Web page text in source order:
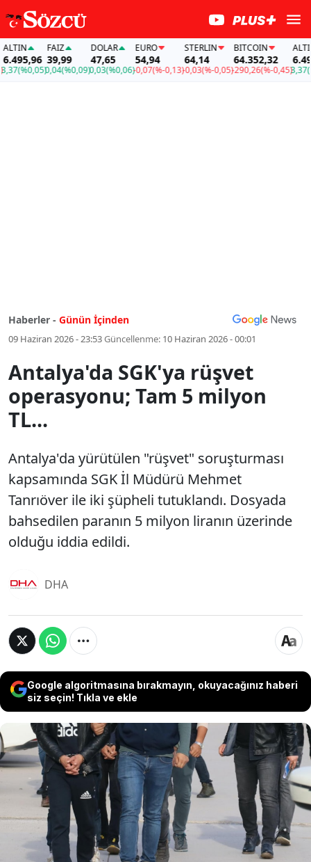
(%0,05)
FAİZ
39,99
0,04(%0,09)
DOLAR
47,65
0,03(%0,06)
EURO
54,94
-0,07(%-0,13)
STERLIN
64,14
-0,03(%-0,05)
BITCOIN
64.352,32
-290,26(%-0,45)
ALTIN
3,37
Haberler - Günün İçinden
09 Haziran 2026 - 23:53Güncellenme: 10 Haziran 2026 - 00:01
Antalya'da SGK'ya rüşvet
operasyonu; Tam 5 milyon
TL...
Antalya'da yürütülen "rüşvet" soruşturması
kapsamında SGK İl Müdürü Mehmet
Tanrıöver ile iki şüpheli tutuklandı. Dosyada
bahsedilen paranın 5 milyon liranın üzerinde
olduğu iddia edildi.
DHA
Google algoritmasına bırakmayın, okuyacağınız haberi
siz seçin! Tıkla ve ekle
Antalya'da yürütülen "rüşvet" soruşturması
kapsamında SGK İl Müdürü Mehmet
Tanrıöver ile iki şüpheli tutuklandı. Dosyada
bahsedilen paranın 5 milyon liranın üzerinde
olduğu iddia edildi.